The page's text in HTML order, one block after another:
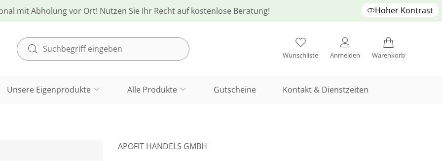
mit Abholung vor Ort! Nutzen Sie Ihr Recht auf kostenlose Beratung! Hoher Kontrast
Wunschliste Anmelden Warenkorb
Unsere Eigenprodukte Alle Produkte Gutscheine Kontakt & Dienstzeiten
APOFIT HANDELS GMBH